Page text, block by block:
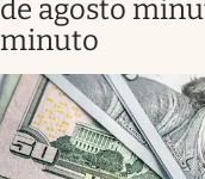
de agosto
minuto